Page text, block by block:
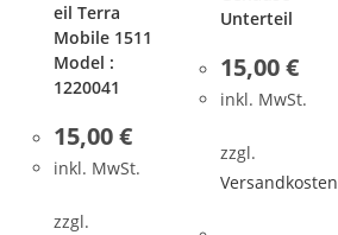
eil Terra
Mobile 1511
Model :
1220041
15,00€
inkl. MwSt.
zzgl.
Unterteil
15,00€
inkl. MwSt.
zzgl.
Versandkosten